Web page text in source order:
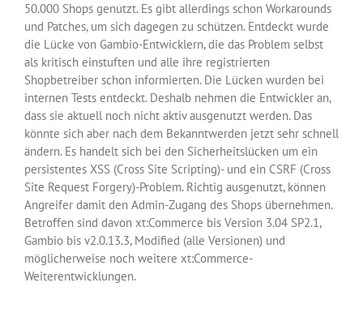
50.000 Shops genutzt. Es gibt allerdings schon Workarounds
und Patches, um sich dagegen zu schützen. Entdeckt wurde
die Lücke von Gambio-Entwicklern, die das Problem selbst
als kritisch einstuften und alle ihre registrierten
Shopbetreiber schon informierten. Die Lücken wurden bei
internen Tests entdeckt. Deshalb nehmen die Entwickler an,
dass sie aktuell noch nicht aktiv ausgenutzt werden. Das
könnte sich aber nach dem Bekanntwerden jetzt sehr schnell
ändern. Es handelt sich bei den Sicherheitslücken um ein
persistentes XSS (Cross Site Scripting)- und ein CSRF (Cross
Site Request Forgery)-Problem. Richtig ausgenutzt, können
Angreifer damit den Admin-Zugang des Shops übernehmen.
Betroffen sind davon xt:Commerce bis Version 3.04 SP2.1,
Gambio bis v2.0.13.3, Modified (alle Versionen) und
möglicherweise noch weitere xt:Commerce-
Weiterentwicklungen.